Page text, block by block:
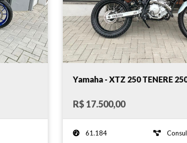
Yamaha - XTZ 250 TENERE
R$ 17.500,00
61.184